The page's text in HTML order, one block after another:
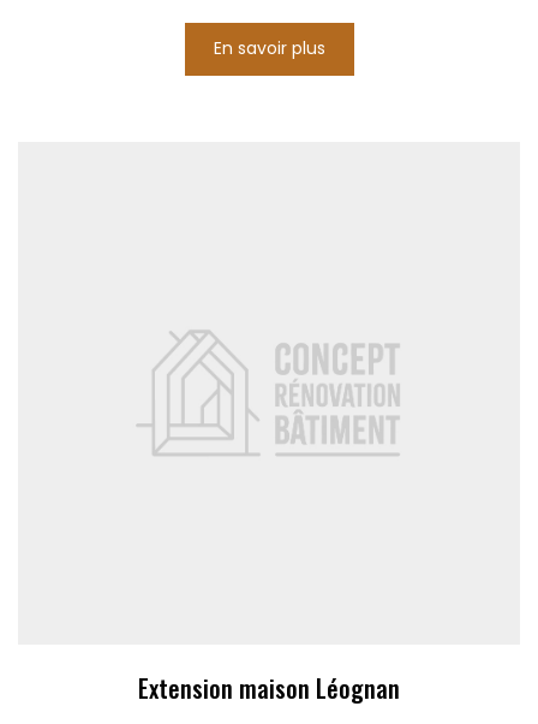
En savoir plus
Extension maison Léognan